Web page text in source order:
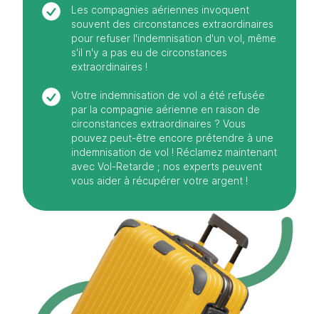
Les compagnies aériennes invoquent
souvent des circonstances extraordinaires
pour refuser l'indemnisation d'un vol, même
s'il n'y a pas eu de circonstances
extraordinaires !
Votre indemnisation de vol a été refusée
par la compagnie aérienne en raison de
circonstances extraordinaires ? Vous
pouvez peut-être encore prétendre à une
indemnisation de vol ! Réclamez maintenant
avec Vol-Retarde ; nos experts peuvent
vous aider à récupérer votre argent !